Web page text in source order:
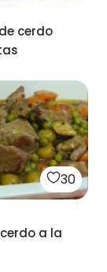
cerdo
30
a la